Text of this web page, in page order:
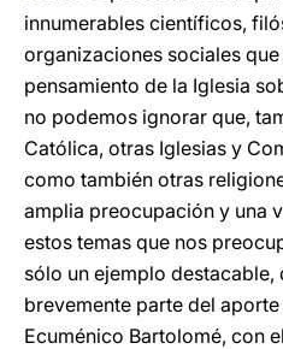
innumerables científicos,
organizaciones sociales
pensamiento de la Iglesia
no podemos ignorar que,
Católica, otras Iglesias y
como también otras
amplia preocupación y una
estos temas que nos
sólo un ejemplo
brevemente parte del
Ecuménico Bartolomé, con